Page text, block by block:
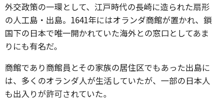
外交政策の一環として、江戸時代の長崎に造られた扇形
の人工島・出島。1641年にはオランダ商館が置かれ、鎖
国下の日本で唯一開かれていた海外との窓口としてあま
りにも有名だ。
商館であり商館員とその家族の居住区でもあった出島に
は、多くのオランダ人が生活していたが、一部の日本人
も出入りが許可されていた。